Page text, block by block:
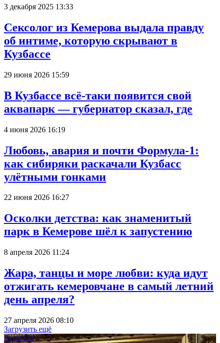
3 декабря 2025 13:33
Сексолог из Кемерова выдала правду
об интиме, которую скрывают в
Кузбассе
29 июня 2026 15:59
В Кузбассе всё-таки появится свой
аквапарк — губернатор сказал, где
4 июня 2026 16:19
Любовь, авария и почти Формула-1:
как сибиряки раскачали Кузбасс
улётными гонками
22 июня 2026 16:27
Осколки детства: как знаменитый
парк в Кемерове шёл к запустению
8 апреля 2026 11:24
Жара, танцы и море любви: куда идут
отжигать кемеровчане в самый летний
день апреля?
27 апреля 2026 08:10
Загрузить ещё
Культура